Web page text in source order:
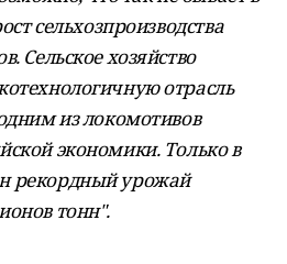
сельхозпроизводства
Сельское хозяйство
отрасль
из локомотивов
экономики. Только в
рекордный урожай
тонн".